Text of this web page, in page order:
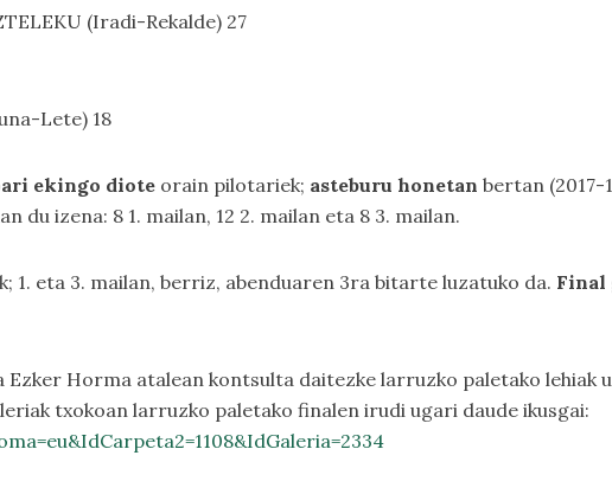
(Iradi-Rekalde) 27
Lete) 18
ekingo diote orain pilotariek; asteburu honetan bertan (2017-
du izena: 8 1. mailan, 12 2. mailan eta 8 3. mailan.
1. eta 3. mailan, berriz, abenduaren 3ra bitarte luzatuko da. Final
Ezker Horma atalean kontsulta daitezke larruzko paletako lehiak
txokoan larruzko paletako finalen irudi ugari daude ikusgai: